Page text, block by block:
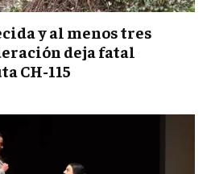
y al menos tres
deja fatal
CH-115